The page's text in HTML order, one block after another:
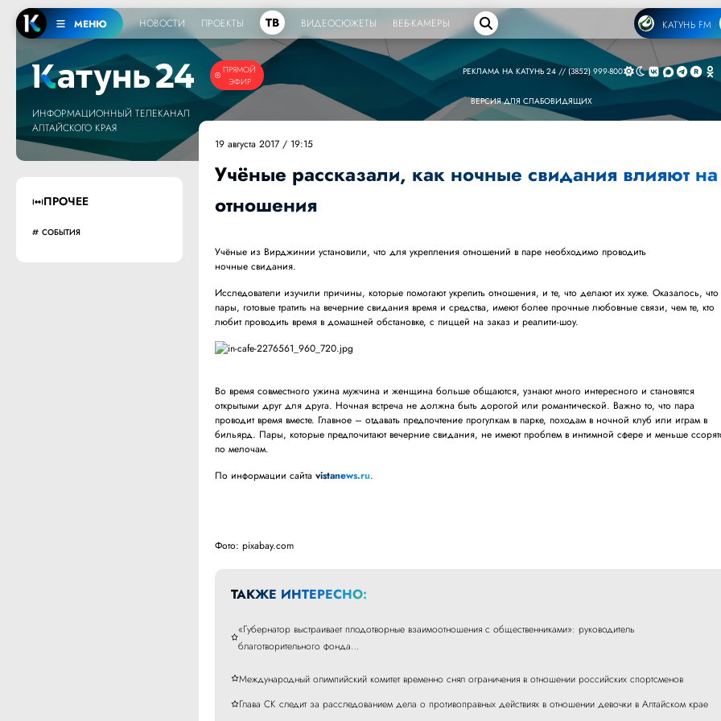
МЕНЮ НОВОСТИ ПРОЕКТЫ ТВ ВИДЕОСЮЖЕТЫ ВЕБ-КАМЕРЫ КАТУНЬ FM
ПРЯМОЙ
ЭФИР
ИНФОРМАЦИОННЫЙ ТЕЛЕКАНАЛ
АЛТАЙСКОГО КРАЯ
РЕКЛАМА НА КАТУНЬ 24 // (3852) 999-800
ВЕРСИЯ ДЛЯ СЛАБОВИДЯЩИХ
ПРОЧЕЕ
СОБЫТИЯ
19 августа 2017 / 19:15
Учёные рассказали, как ночные свидания влияют на
отношения
Учёные из Вирджинии установили, что для укрепления отношений в паре необходимо проводить
ночные свидания.
Исследователи изучили причины, которые помогают укрепить отношения, и те, что делают их хуже. Оказалось, что
пары, готовые тратить на вечерние свидания время и средства, имеют более прочные любовные связи, чем те, кто
любит проводить время в домашней обстановке, с пиццей на заказ и реалити-шоу.
Во время совместного ужина мужчина и женщина больше общаются, узнают много интересного и становятся
открытыми друг для друга. Ночная встреча не должна быть дорогой или романтической. Важно то, что пара
проводит время вместе. Главное – отдавать предпочтение прогулкам в парке, походам в ночной клуб или играм в
бильярд. Пары, которые предпочитают вечерние свидания, не имеют проблем в интимной сфере и меньше
по мелочам.
По информации сайтаvistanews.ru.
Фото: pixabay.com
ТАКЖЕ ИНТЕРЕСНО:
«Губернатор выстраивает плодотворные взаимоотношения с общественниками»: руководитель
благотворительного фонда…
Международный олимпийский комитет временно снял ограничения в отношении российских спортсменов
Глава СК следит за расследованием дела о противоправных действиях в отношении девочки в Алтайском крае